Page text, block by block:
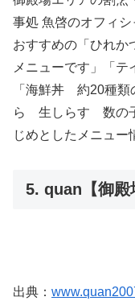
事処 魚啓のオフィ
おすすめの「ひれ
メニューです」「
「海鮮丼 約20種
ら 生しらす 数の
じめとしたメニュー
5. quan【御殿
出典：